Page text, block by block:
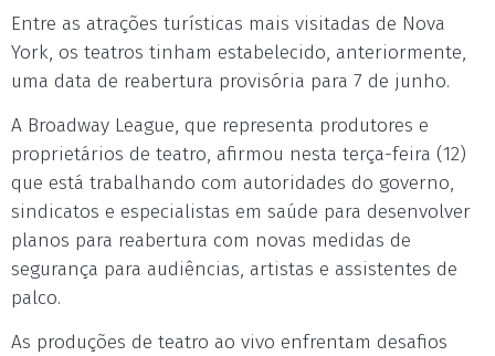
Entre as atrações turísticas mais visitadas de Nova
York, os teatros tinham estabelecido, anteriormente,
uma data de reabertura provisória para 7 de junho.
A Broadway League, que representa produtores e
proprietários de teatro, afirmou nesta terça-feira (12)
que está trabalhando com autoridades do governo,
sindicatos e especialistas em saúde para desenvolver
planos para reabertura com novas medidas de
segurança para audiências, artistas e assistentes de
palco.
As produções de teatro ao vivo enfrentam desafios